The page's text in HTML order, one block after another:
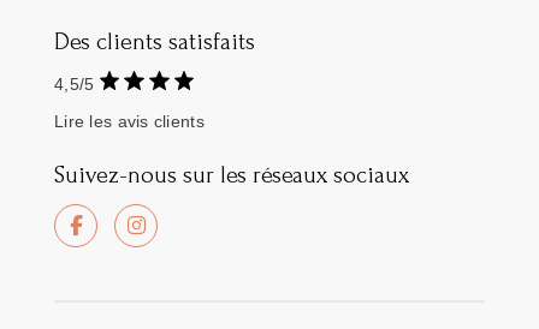
Des clients satisfaits
4,5/5
Lire les avis clients
Suivez-nous sur les réseaux sociaux